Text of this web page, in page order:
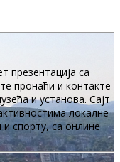
презентација са
пронаћи и контакте
и установа. Сајт
локалне
спорту, са онлине